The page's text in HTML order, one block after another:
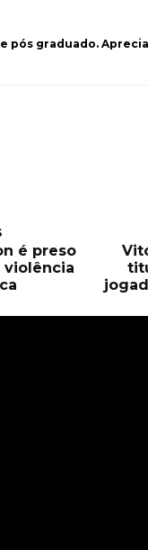
pós graduado.
é preso
violência